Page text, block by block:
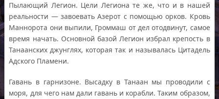
Пылающий Легион. Цели Легиона те же, что и в нашей
реальности — завоевать Азерот с помощью орков. Кровь
Маннорота они выпили, Громмаш от дел отодвинут, самое
время начать. Основной базой Легион избрал крепость в
Танаанских джунглях, которая так и называлась Цитадель
Адского Пламени.
Гавань в гарнизоне. Высадку в Танаан мы проводили с
моря, для чего нам дали гавань и корабли. Таким образом,